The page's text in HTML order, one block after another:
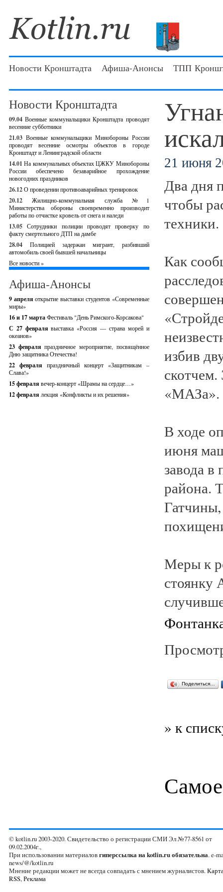
Новости Кронштадта Афиша-Анонсы ТПП
Новости Кронштадта
09.04 Военные коммунальщики Кронштадта проводят
весенние субботники
21.03 Военные коммунальщики Минобороны России
проводят весенние осмотры объектов в городе
Кронштадт и Ленинградской области
14.01 На коммунальных объектах ЦЖКУ Минобороны
России обеспечено безаварийное прохождение
новогодних праздников
26.12О проведении противоаварийных тренировок
20.12
Жилищно-коммунальная служба №1
Министерства обороны своевременно производит
работы по отчистке кровель от снега и наледи
13.05 Сотрудники полиции проводят проверку по
факту смертельного ДТП на дамбе
28.04
Полицией задержан мигрант, разбивший
автомобиль своей бывшей начальницы
Все новости »
Афиша-Анонсы
9 апреляоткрытие выставки студентов «Современные
миры»
16 и 17 мартаФестиваль "День Римского-Корсакова"
С 27 февралявыставка «Россия — страна морей и
океанов»
23 февраляпраздничное мероприятие, посвящённое
Дню защитника Отечества!
22 февраля праздничный концерт «Защитникам –
Слава!»
15 февраля вечер-концерт «Шрамы на сердце…»
12 февраля лекция «Конфликты и их решения»
21 июня
Два дня
чтобы
техники.
Как
избив
«МАЗа».
В ходе
июня
завода в
района.
Гатчины,
Меры к
стоянку
Поделиться…
» к
© kotlin.ru 2003-2020. Свидетельство о регистрации СМИ Эл №77-8561 от
09.02.2004г.,
При использовании материаловгиперссылка на kotlin.ru обязательна. e-
news/@/kotlin.ru
Мнение редакции может не всегда совпадать с мнением журналистов.
RSS,Реклама